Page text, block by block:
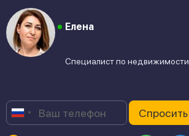
Елена
Специалист по недвижимости